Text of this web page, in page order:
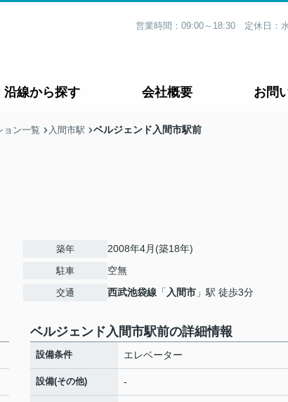
営業時間：09:00～18:30 定休日：
沿線から探す 会社概要 お問
ョン一覧 入間市駅 ベルジェンド入間市駅前
築年 2008年4月(築18年)
駐車 空無
交通 西武池袋線 「 入間市 」駅 徒歩3分
ベルジェンド入間市駅前の詳細情報
設備条件 エレベーター
設備(その他) -